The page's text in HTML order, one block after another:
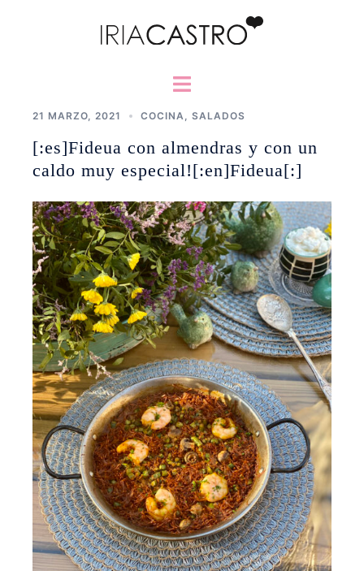
Alternar
21 MARZO, 2021 COCINA SALADOS
[:es]Fideua con almendras y con un
caldo muy especial![:en]Fideua[:]